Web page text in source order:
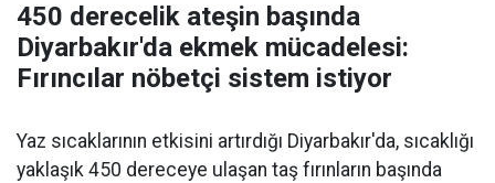
450 derecelik ateşin başında
Diyarbakır'da ekmek mücadelesi:
Fırıncılar nöbetçi sistem istiyor
Yaz sıcaklarının etkisini artırdığı Diyarbakır'da, sıcaklığı
yaklaşık 450 dereceye ulaşan taş fırınların başında